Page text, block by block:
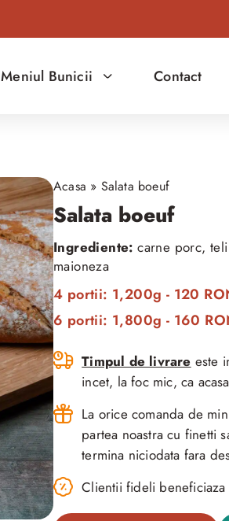
Meniul Bunicii Contact
Acasa » Salata boeuf
Salata boeuf
Ingrediente: carne porc,
maioneza
4 portii: 1,200g - 120
6 portii: 1,800g - 160
Timpul de livrare este
incet, la foc mic, ca
La orice comanda de
partea noastra cu finetti
termina niciodata fara
Clientii fideli